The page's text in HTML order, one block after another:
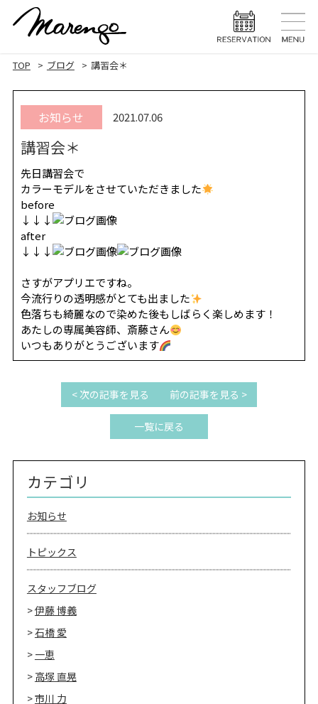
MENU メニュー
HEAD SPA
REVIEW レビュー
RECRUIT
TOP ブログ 講習会＊
お知らせ 2021.07.06
講習会＊
先日講習会で
カラーモデルをさせていただきました
before
↓↓↓
after
↓↓↓
さすがアプリエですね。
今流行りの透明感がとても出ました
色落ちも綺麗なので染めた後もしばらく楽しめます！
あたしの専属美容師、斎藤さん
いつもありがとうございます
< 次の記事を見る
一覧に戻る
前の記事を見る >
カテゴリ
お知らせ
トピックス
スタッフブログ
伊藤 博義
石橋 愛
一恵
高塚 直晃
市川 力